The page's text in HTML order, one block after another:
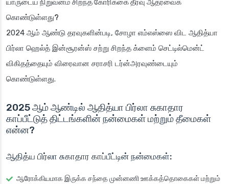
யாருடைய நிறுவனம் சிறந்த கோரிக்கை தீர்வு ஆதரவைக்
கொண்டுள்ளது?
2024 ஆம் ஆண்டு தரவுகளின்படி, சோழா எம்எஸ்ஸை விட ஆதித்யா
பிர்லா ஹெல்த் இன்சூரன்ஸ் சற்று சிறந்த க்ளைம் செட்டில்மென்ட்
விகிதத்தையும் விரைவான சராசரி டர்ன்அரவுண்டையும்
கொண்டுள்ளது.
2025 ஆம் ஆண்டில் ஆதித்யா பிர்லா சுகாதார
காப்பீட்டுத் திட்டங்களின் நன்மைகள் மற்றும் தீமைகள்
என்ன?
ஆதித்ய பிர்லா சுகாதார காப்பீட்டின் நன்மைகள்:
ஆரோக்கியமாக இருக்க சந்தை முன்னணி ஊக்கத்தொகைகள் மற்றும்